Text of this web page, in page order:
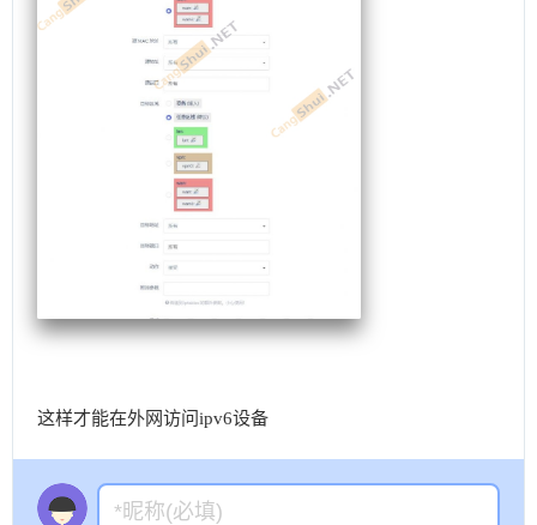
这样才能在外网访问ipv6设备